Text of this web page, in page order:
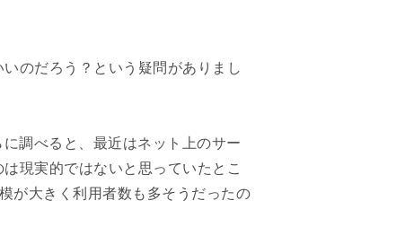
のだろう？という疑問がありまし
調べると、最近はネット上のサー
現実的ではないと思っていたとこ
が大きく利用者数も多そうだったの